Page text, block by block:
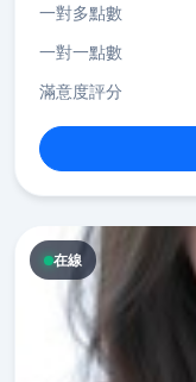
一對多點數
一對一點數
滿意度評分
在線